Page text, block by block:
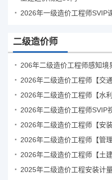
2026年一级造价工程师SVIP
二级造价师
206年二级造价工程师感知境
2026年二级造价工程师【交
2026年二级造价工程师【水
2026年二级造价工程师SVIP
2026年二级造价工程师【安
2026年二级造价工程师【管
2026年二级造价工程师【土